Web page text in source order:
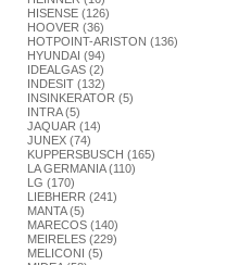
HISENSE (126)
HOOVER (36)
HOTPOINT-ARISTON (136)
HYUNDAI (94)
IDEALGAS (2)
INDESIT (132)
INSINKERATOR (5)
INTRA (5)
JAQUAR (14)
JUNEX (74)
KUPPERSBUSCH (165)
LA GERMANIA (110)
LG (170)
LIEBHERR (241)
MANTA (5)
MARECOS (140)
MEIRELES (229)
MELICONI (5)